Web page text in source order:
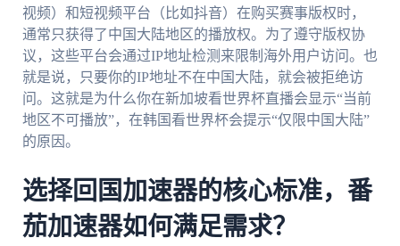
视频）和短视频平台（比如抖音）在购买赛事版权时，
通常只获得了中国大陆地区的播放权。为了遵守版权协
议，这些平台会通过IP地址检测来限制海外用户访问。也
就是说，只要你的IP地址不在中国大陆，就会被拒绝访
问。这就是为什么你在新加坡看世界杯直播会显示“当前
地区不可播放”，在韩国看世界杯会提示“仅限中国大陆”
的原因。
选择回国加速器的核心标准，番
茄加速器如何满足需求？